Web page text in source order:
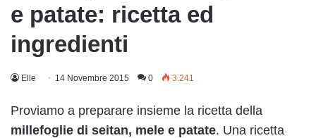
e patate: ricetta ed
ingredienti
Elle 14 Novembre 2015 0 3.241
Proviamo a preparare insieme la ricetta della
millefoglie di seitan, mele e patate. Una ricetta